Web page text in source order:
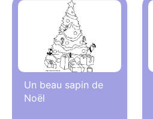
Un beau sapin de
Noël